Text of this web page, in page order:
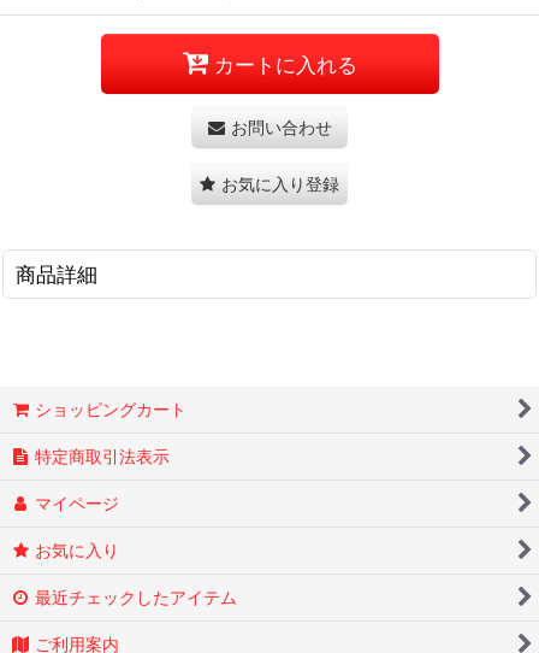
カートに入れる
お問い合わせ
お気に入り登録
商品詳細
ショッピングカート
特定商取引法表示
マイページ
お気に入り
最近チェックしたアイテム
ご利用案内